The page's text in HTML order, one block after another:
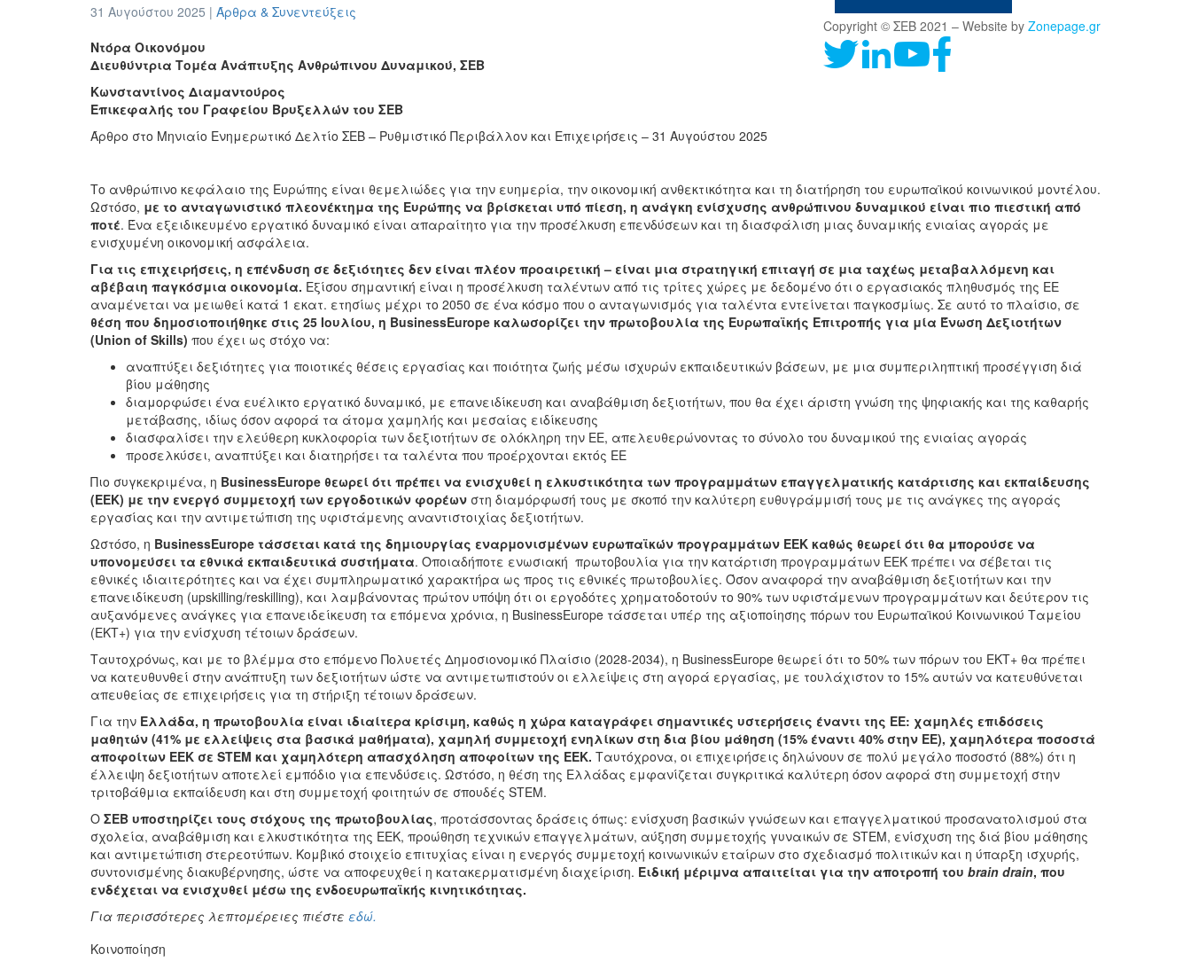
Copyright © ΣΕΒ 2021 – Website by Zonepage.gr
31 Αυγούστου 2025 | Άρθρα & Συνεντεύξεις
Ντόρα Οικονόμου
Διευθύντρια Τομέα Ανάπτυξης Ανθρώπινου Δυναμικού, ΣΕΒ
Κωνσταντίνος Διαμαντούρος
Επικεφαλής του Γραφείου Βρυξελλών του ΣΕΒ
Άρθρο στο Μηνιαίο Ενημερωτικό Δελτίο ΣΕΒ – Ρυθμιστικό Περιβάλλον και Επιχειρήσεις – 31 Αυγούστου 2025
Το ανθρώπινο κεφάλαιο της Ευρώπης είναι θεμελιώδες για την ευημερία, την οικονομική ανθεκτικότητα και τη διατήρηση του ευρωπαϊκού κοινωνικού μοντέλου.
Ωστόσο, με το ανταγωνιστικό πλεονέκτημα της Ευρώπης να βρίσκεται υπό πίεση, η ανάγκη ενίσχυσης ανθρώπινου δυναμικού είναι πιο πιεστική από
ποτέ. Ένα εξειδικευμένο εργατικό δυναμικό είναι απαραίτητο για την προσέλκυση επενδύσεων και τη διασφάλιση μιας δυναμικής ενιαίας αγοράς με
ενισχυμένη οικονομική ασφάλεια.
Για τις επιχειρήσεις, η επένδυση σε δεξιότητες δεν είναι πλέον προαιρετική – είναι μια στρατηγική επιταγή σε μια ταχέως μεταβαλλόμενη και
αβέβαιη παγκόσμια οικονομία. Εξίσου σημαντική είναι η προσέλκυση ταλέντων από τις τρίτες χώρες με δεδομένο ότι o εργασιακός πληθυσμός της ΕΕ
αναμένεται να μειωθεί κατά 1 εκατ. ετησίως μέχρι το 2050 σε ένα κόσμο που ο ανταγωνισμός για ταλέντα εντείνεται παγκοσμίως. Σε αυτό το πλαίσιο, σε
θέση που δημοσιοποιήθηκε στις 25 Ιουλίου, η BusinessEurope καλωσορίζει την πρωτοβουλία της Ευρωπαϊκής Επιτροπής για μία Ένωση Δεξιοτήτων
(Union of Skills) που έχει ως στόχο να:
αναπτύξει δεξιότητες για ποιοτικές θέσεις εργασίας και ποιότητα ζωής μέσω ισχυρών εκπαιδευτικών βάσεων, με μια συμπεριληπτική προσέγγιση διά
βίου μάθησης
διαμορφώσει ένα ευέλικτο εργατικό δυναμικό, με επανειδίκευση και αναβάθμιση δεξιοτήτων, που θα έχει άριστη γνώση της ψηφιακής και της καθαρής
μετάβασης, ιδίως όσον αφορά τα άτομα χαμηλής και μεσαίας ειδίκευσης
διασφαλίσει την ελεύθερη κυκλοφορία των δεξιοτήτων σε ολόκληρη την ΕΕ, απελευθερώνοντας το σύνολο του δυναμικού της ενιαίας αγοράς
προσελκύσει, αναπτύξει και διατηρήσει τα ταλέντα που προέρχονται εκτός ΕΕ
Πιο συγκεκριμένα, η BusinessEurope θεωρεί ότι πρέπει να ενισχυθεί η ελκυστικότητα των προγραμμάτων επαγγελματικής κατάρτισης και εκπαίδευσης
(ΕΕΚ) με την ενεργό συμμετοχή των εργοδοτικών φορέων στη διαμόρφωσή τους με σκοπό την καλύτερη ευθυγράμμισή τους με τις ανάγκες της αγοράς
εργασίας και την αντιμετώπιση της υφιστάμενης αναντιστοιχίας δεξιοτήτων.
Ωστόσο, η BusinessEurope τάσσεται κατά της δημιουργίας εναρμονισμένων ευρωπαϊκών προγραμμάτων ΕΕΚ καθώς θεωρεί ότι θα μπορούσε να
υπονομεύσει τα εθνικά εκπαιδευτικά συστήματα. Οποιαδήποτε ενωσιακή πρωτοβουλία για την κατάρτιση προγραμμάτων ΕΕΚ πρέπει να σέβεται τις
εθνικές ιδιαιτερότητες και να έχει συμπληρωματικό χαρακτήρα ως προς τις εθνικές πρωτοβουλίες. Όσον αναφορά την αναβάθμιση δεξιοτήτων και την
επανειδίκευση (upskilling/reskilling), και λαμβάνοντας πρώτον υπόψη ότι οι εργοδότες χρηματοδοτούν το 90% των υφιστάμενων προγραμμάτων και δεύτερον τις
αυξανόμενες ανάγκες για επανειδείκευση τα επόμενα χρόνια, η BusinessEurope τάσσεται υπέρ της αξιοποίησης πόρων του Ευρωπαϊκού Κοινωνικού Ταμείου
(ΕΚΤ+) για την ενίσχυση τέτοιων δράσεων.
Ταυτοχρόνως, και με το βλέμμα στο επόμενο Πολυετές Δημοσιονομικό Πλαίσιο (2028-2034), η BusinessEurope θεωρεί ότι το 50% των πόρων του ΕΚΤ+ θα πρέπει
να κατευθυνθεί στην ανάπτυξη των δεξιοτήτων ώστε να αντιμετωπιστούν οι ελλείψεις στη αγορά εργασίας, με τουλάχιστον το 15% αυτών να κατευθύνεται
απευθείας σε επιχειρήσεις για τη στήριξη τέτοιων δράσεων.
Για την Ελλάδα, η πρωτοβουλία είναι ιδιαίτερα κρίσιμη, καθώς η χώρα καταγράφει σημαντικές υστερήσεις έναντι της ΕΕ: χαμηλές επιδόσεις
μαθητών (41% με ελλείψεις στα βασικά μαθήματα), χαμηλή συμμετοχή ενηλίκων στη δια βίου μάθηση (15% έναντι 40% στην ΕΕ), χαμηλότερα ποσοστά
αποφοίτων ΕΕΚ σε STEM και χαμηλότερη απασχόληση αποφοίτων της ΕΕΚ. Ταυτόχρονα, οι επιχειρήσεις δηλώνουν σε πολύ μεγάλο ποσοστό (88%) ότι η
έλλειψη δεξιοτήτων αποτελεί εμπόδιο για επενδύσεις. Ωστόσο, η θέση της Ελλάδας εμφανίζεται συγκριτικά καλύτερη όσον αφορά στη συμμετοχή στην
τριτοβάθμια εκπαίδευση και στη συμμετοχή φοιτητών σε σπουδές STEM.
Ο ΣΕΒ υποστηρίζει τους στόχους της πρωτοβουλίας, προτάσσοντας δράσεις όπως: ενίσχυση βασικών γνώσεων και επαγγελματικού προσανατολισμού στα
σχολεία, αναβάθμιση και ελκυστικότητα της ΕΕΚ, προώθηση τεχνικών επαγγελμάτων, αύξηση συμμετοχής γυναικών σε STEM, ενίσχυση της διά βίου μάθησης
και αντιμετώπιση στερεοτύπων. Κομβικό στοιχείο επιτυχίας είναι η ενεργός συμμετοχή κοινωνικών εταίρων στο σχεδιασμό πολιτικών και η ύπαρξη ισχυρής,
συντονισμένης διακυβέρνησης, ώστε να αποφευχθεί η κατακερματισμένη διαχείριση. Ειδική μέριμνα απαιτείται για την αποτροπή του brain drain, που
ενδέχεται να ενισχυθεί μέσω της ενδοευρωπαϊκής κινητικότητας.
Για περισσότερες λεπτομέρειες πιέστε εδώ.
Κοινοποίηση